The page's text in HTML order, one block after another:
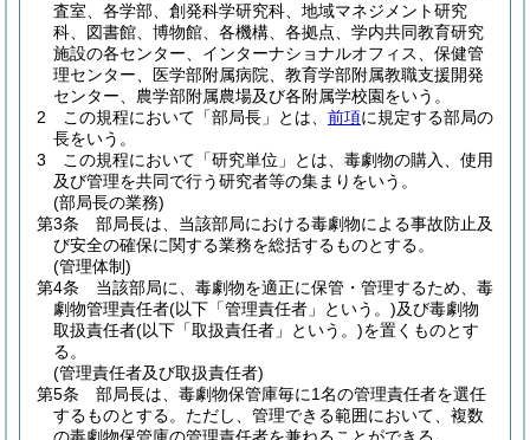
査室、各学部、創発科学研究科、地域マネジメント研究
科、図書館、博物館、各機構、各拠点、学内共同教育研究
施設の各センター、インターナショナルオフィス、保健管
理センター、医学部附属病院、教育学部附属教職支援開発
センター、農学部附属農場及び各附属学校園をいう。
2
この規程において「部局長」とは、 前項に規定する部局の
長をいう。
3
この規程において「研究単位」とは、毒劇物の購入、使用
及び管理を共同で行う研究者等の集まりをいう。
(部局長の業務)
第3条
部局長は、当該部局における毒劇物による事故防止及
び安全の確保に関する業務を総括するものとする。
(管理体制)
第4条
当該部局に、毒劇物を適正に保管・管理するため、毒
劇物管理責任者(以下「管理責任者」という。)及び毒劇物
取扱責任者(以下「取扱責任者」という。)を置くものとす
る。
(管理責任者及び取扱責任者)
第5条
部局長は、毒劇物保管庫毎に1名の管理責任者を選任
するものとする。 ただし、管理できる範囲において、複数